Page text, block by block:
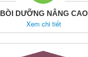
BỒI DƯỠNG NÂNG CAO
Xem chi tiết